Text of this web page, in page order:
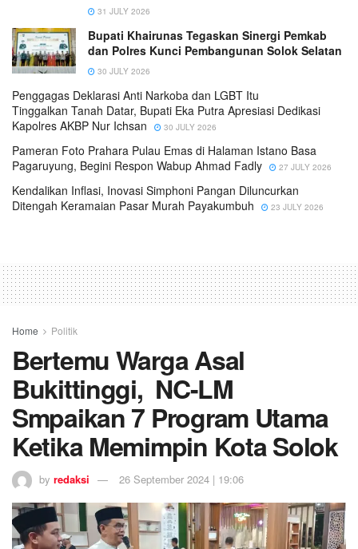
31 JULY 2026
Bupati Khairunas Tegaskan Sinergi Pemkab
dan Polres Kunci Pembangunan Solok Selatan
30 JULY 2026
Penggagas Deklarasi Anti Narkoba dan LGBT Itu
Tinggalkan Tanah Datar, Bupati Eka Putra Apresiasi Dedikasi
Kapolres AKBP Nur Ichsan
30 JULY 2026
Pameran Foto Prahara Pulau Emas di Halaman Istano Basa
Pagaruyung, Begini Respon Wabup Ahmad Fadly
27 JULY 2026
Kendalikan Inflasi, Inovasi Simphoni Pangan Diluncurkan
Ditengah Keramaian Pasar Murah Payakumbuh
23 JULY 2026
Home Politik
Bertemu Warga Asal
Bukittinggi, NC-LM
Smpaikan 7 Program Utama
Ketika Memimpin Kota Solok
by redaksi 26 September 2024 | 19:06